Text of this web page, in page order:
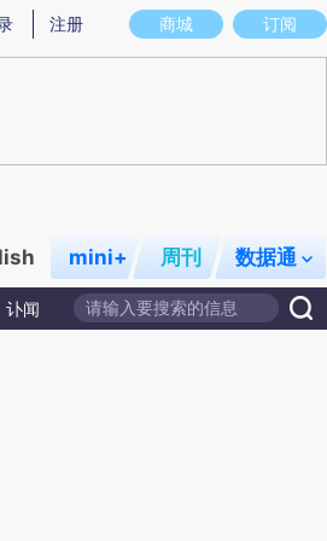
意图存在偏差。不代表财新观点和立场。推荐
商城 订阅
注册
mini+ 周刊 数据通
讣闻